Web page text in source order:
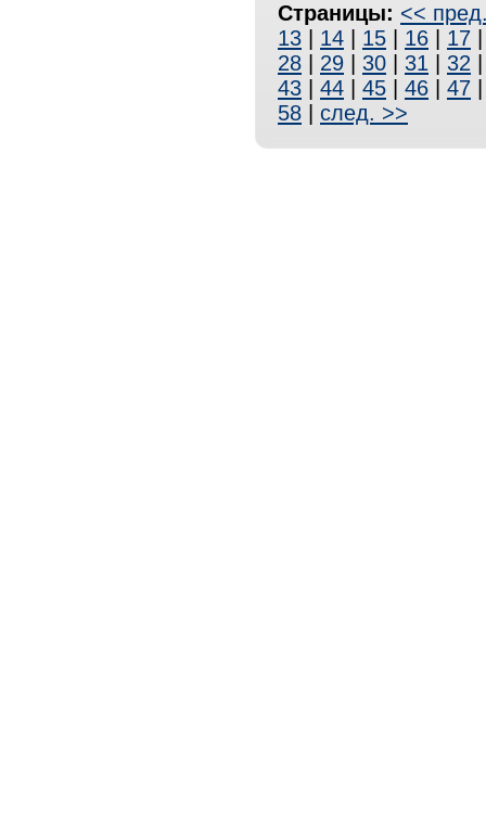
Страницы: <<
13
14 15 16 17
28
29 30 31 32
43
44 45 46 47
58
след. >>